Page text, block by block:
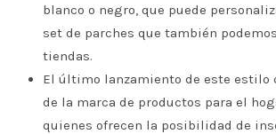
blanco o negro, que puede
set de parches que también
tiendas.
El último lanzamiento de este estilo
de la marca de productos para el
quienes ofrecen la posibilidad de